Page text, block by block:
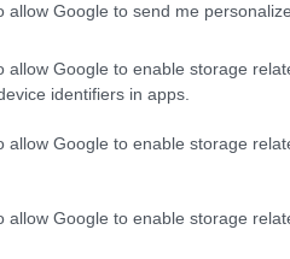
allow Google to send me
allow Google to enable storage
identifiers in apps.
allow Google to enable storage
allow Google to enable storage
άρθρα της
ο Τζεφ
του 2021και
μεγαλύτερου
At Sony With Aaron
'The Facebook Files'